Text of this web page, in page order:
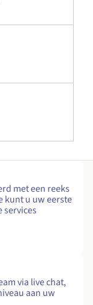
met een reeks
kunt u uw eerste
services
via live chat,
aan uw